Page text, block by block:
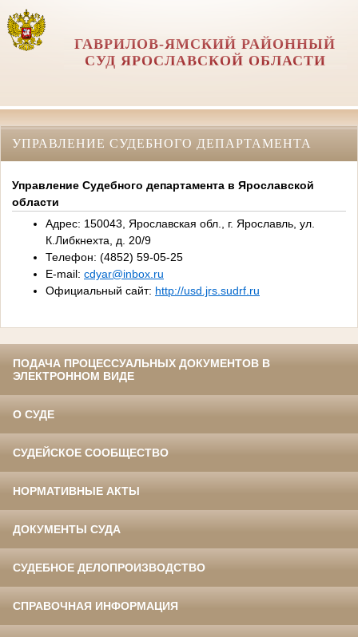
ГАВРИЛОВ-ЯМСКИЙ РАЙОННЫЙ
СУД ЯРОСЛАВСКОЙ ОБЛАСТИ
УПРАВЛЕНИЕ СУДЕБНОГО ДЕПАРТАМЕНТА
Управление Судебного департамента в Ярославской
области
Адрес: 150043, Ярославская обл., г. Ярославль, ул.
К.Либкнехта, д. 20/9
Телефон: (4852) 59-05-25
E-mail: cdyar@inbox.ru
Официальный сайт: http://usd.jrs.sudrf.ru
ПОДАЧА ПРОЦЕССУАЛЬНЫХ ДОКУМЕНТОВ В
ЭЛЕКТРОННОМ ВИДЕ
О СУДЕ
СУДЕЙСКОЕ СООБЩЕСТВО
НОРМАТИВНЫЕ АКТЫ
ДОКУМЕНТЫ СУДА
СУДЕБНОЕ ДЕЛОПРОИЗВОДСТВО
СПРАВОЧНАЯ ИНФОРМАЦИЯ